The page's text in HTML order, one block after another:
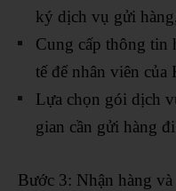
ký dịch vụ gửi
Cung cấp thông tin
tế để nhân viên của
Lựa chọn gói dịch
gian cần gửi hàng
Bước 3: Nhận hàng